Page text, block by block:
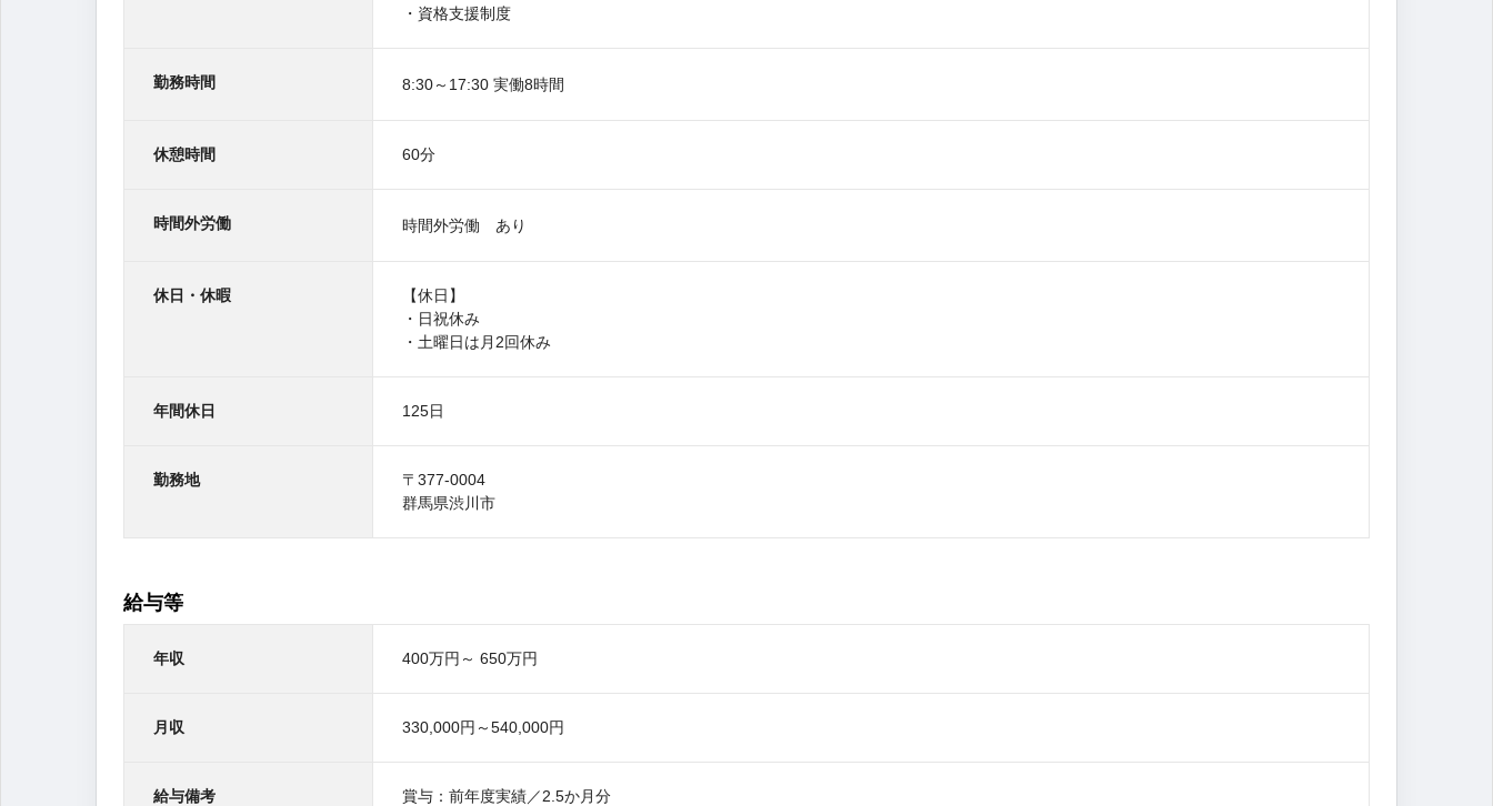
・資格支援制度
勤務時間 8:30～17:30 実働8時間
休憩時間 60分
時間外労働 時間外労働 あり
休日・休暇
【休日】
・日祝休み
・土曜日は月2回休み
年間休日 125日
勤務地
〒377-0004
群馬県渋川市
給与等
年収 400万円～ 650万円
月収 330,000円～540,000円
給与備考 賞与：前年度実績／2.5か月分